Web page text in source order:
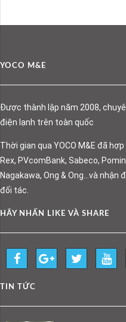
YOCO M&E
Được thành lập năm 2008,
điện lạnh trên toàn quốc
Thời gian qua YOCO M&E đã
Rex, PVcomBank, Sabeco,
Nagakawa, Ong & Ong…và
đối tác.
HÃY NHẤN LIKE VÀ SHARE
TIN TỨC